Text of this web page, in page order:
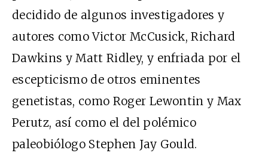
decidido de algunos investigadores y
autores como Victor McCusick, Richard
Dawkins y Matt Ridley, y enfriada por el
escepticismo de otros eminentes
genetistas, como Roger Lewontin y Max
Perutz, así como el del polémico
paleobiólogo Stephen Jay Gould.